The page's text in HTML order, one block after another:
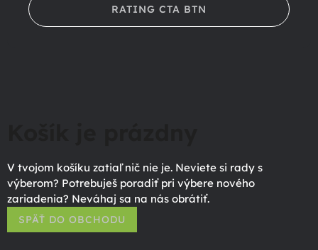
RATING CTA BTN
V tvojom košíku zatiaľ nič nie je. Neviete si rady s
výberom? Potrebuješ poradiť pri výbere nového
zariadenia? Neváhaj sa na nás obrátiť.
SPÄŤ DO OBCHODU